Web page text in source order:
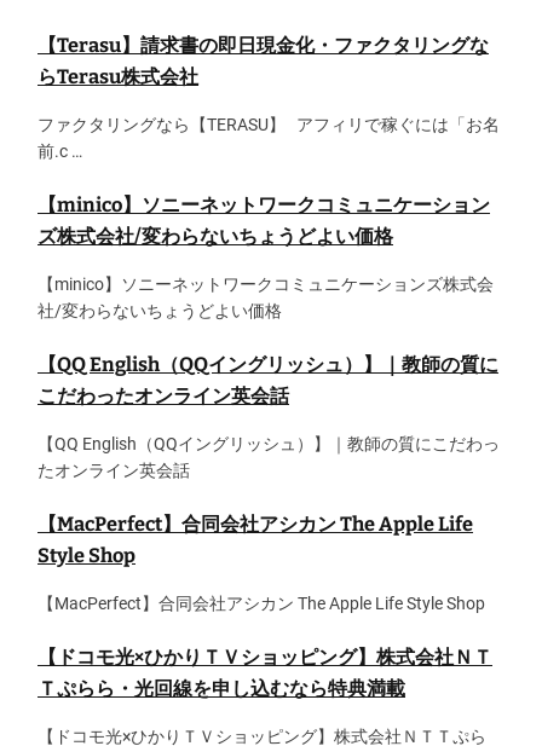
【Terasu】請求書の即日現金化・ファクタリングな
らTerasu株式会社
ファクタリングなら【TERASU】 アフィリで稼ぐには「お名
前.c …
【minico】ソニーネットワークコミュニケーション
ズ株式会社/変わらないちょうどよい価格
【minico】ソニーネットワークコミュニケーションズ株式会
社/変わらないちょうどよい価格
【QQ English（QQイングリッシュ）】｜教師の質に
こだわったオンライン英会話
【QQ English（QQイングリッシュ）】｜教師の質にこだわっ
たオンライン英会話
【MacPerfect】合同会社アシカン The Apple Life
Style Shop
【MacPerfect】合同会社アシカン The Apple Life Style Shop
【ドコモ光×ひかりＴＶショッピング】株式会社ＮＴ
Ｔぷらら・光回線を申し込むなら特典満載
【ドコモ光×ひかりＴＶショッピング】株式会社ＮＴＴぷら